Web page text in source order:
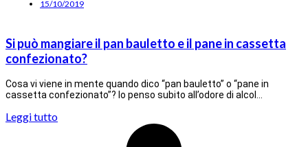
15/10/2019
Si può mangiare il pan bauletto e il pane in cassetta
confezionato?
Cosa vi viene in mente quando dico “pan bauletto” o “pane in
cassetta confezionato”? Io penso subito all’odore di alcol…
Leggi tutto